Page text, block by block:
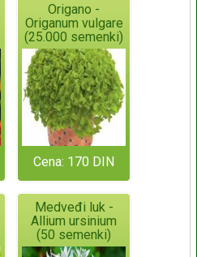
Origano -
Origanum vulgare
(25.000 semenki)
Cena: 170 DIN
Medveđi luk -
Allium ursinium
(50 semenki)